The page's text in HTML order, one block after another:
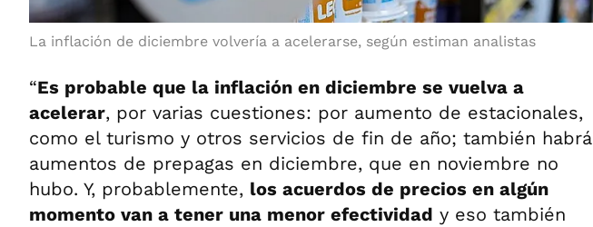
La inflación de diciembre volvería a acelerarse, según estiman analistas
“Es probable que la inflación en diciembre se vuelva a
acelerar, por varias cuestiones: por aumento de estacionales,
como el turismo y otros servicios de fin de año; también habrá
aumentos de prepagas en diciembre, que en noviembre no
hubo. Y, probablemente, los acuerdos de precios en algún
momento van a tener una menor efectividad y eso también